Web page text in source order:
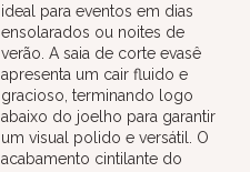
ideal para eventos em dias
ensolarados ou noites de
verão. A saia de corte evasê
apresenta um cair fluido e
gracioso, terminando logo
abaixo do joelho para garantir
um visual polido e versátil. O
acabamento cintilante do